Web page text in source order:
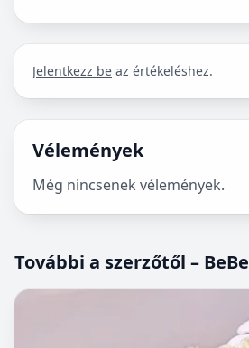
Jelentkezz be az értékeléshez.
Vélemények
Még nincsenek vélemények.
További a szerzőtől – BeBe